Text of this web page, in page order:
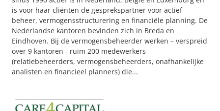
is voor haar cliënten de gesprekspartner voor actief
beheer, vermogensstructurering en financiële planning. De
Nederlandse kantoren bevinden zich in Breda en
Eindhoven. Bij de vermogensbeheerder werken – verspreid
over 9 kantoren - ruim 200 medewerkers
(relatiebeheerders, vermogensbeheerders, onafhankelijke
analisten en financieel planners) die...